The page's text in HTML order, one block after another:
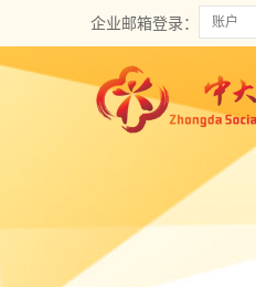
企业邮箱登录：